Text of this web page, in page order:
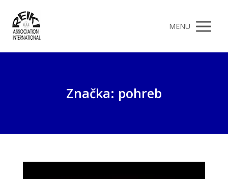
MENU
Značka: pohreb